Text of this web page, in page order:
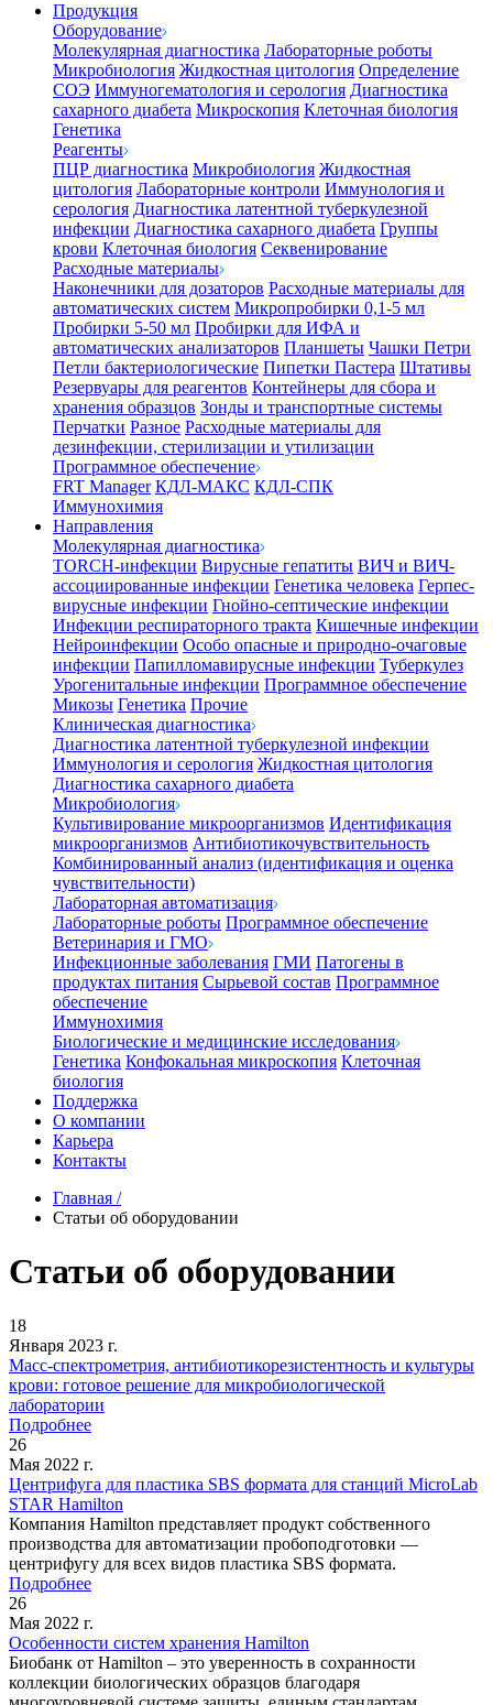
Продукция
Оборудование
Молекулярная диагностика Лабораторные роботы
Микробиология Жидкостная цитология Определение
СОЭ Иммуногематология и серология Диагностика
сахарного диабета Микроскопия Клеточная биология
Генетика
Реагенты
ПЦР диагностика Микробиология Жидкостная
цитология Лабораторные контроли Иммунология и
серология Диагностика латентной туберкулезной
инфекции Диагностика сахарного диабета Группы
крови Клеточная биология Секвенирование
Расходные материалы
Наконечники для дозаторов Расходные материалы для
автоматических систем Микропробирки 0,1-5 мл
Пробирки 5-50 мл Пробирки для ИФА и
автоматических анализаторов Планшеты Чашки Петри
Петли бактериологические Пипетки Пастера Штативы
Резервуары для реагентов Контейнеры для сбора и
хранения образцов Зонды и транспортные системы
Перчатки Разное Расходные материалы для
дезинфекции, стерилизации и утилизации
Программное обеспечение
FRT Manager КДЛ-МАКС КДЛ-СПК
Иммунохимия
Направления
Молекулярная диагностика
TORCH-инфекции Вирусные гепатиты ВИЧ и ВИЧ-
ассоциированные инфекции Генетика человека Герпес-
вирусные инфекции Гнойно-септические инфекции
Инфекции респираторного тракта Кишечные инфекции
Нейроинфекции Особо опасные и природно-очаговые
инфекции Папилломавирусные инфекции Туберкулез
Урогенитальные инфекции Программное обеспечение
Микозы Генетика Прочие
Клиническая диагностика
Диагностика латентной туберкулезной инфекции
Иммунология и серология Жидкостная цитология
Диагностика сахарного диабета
Микробиология
Культивирование микроорганизмов Идентификация
микроорганизмов Антибиотикочувствительность
Комбинированный анализ (идентификация и оценка
чувствительности)
Лабораторная автоматизация
Лабораторные роботы Программное обеспечение
Ветеринария и ГМО
Инфекционные заболевания ГМИ Патогены в
продуктах питания Сырьевой состав Программное
обеспечение
Иммунохимия
Биологические и медицинские исследования
Генетика Конфокальная микроскопия Клеточная
биология
Поддержка
О компании
Карьера
Контакты
Главная /
Статьи об оборудовании
Статьи об оборудовании
18
Января 2023 г.
Масс-спектрометрия, антибиотикорезистентность и культуры
крови: готовое решение для микробиологической
лаборатории
Подробнее
26
Мая 2022 г.
Центрифуга для пластика SBS формата для станций MicroLab
STAR Hamilton
Компания Hamilton представляет продукт собственного
производства для автоматизации пробоподготовки —
центрифугу для всех видов пластика SBS формата.
Подробнее
26
Мая 2022 г.
Особенности систем хранения Hamilton
Биобанк от Hamilton – это уверенность в сохранности
коллекции биологических образцов благодаря